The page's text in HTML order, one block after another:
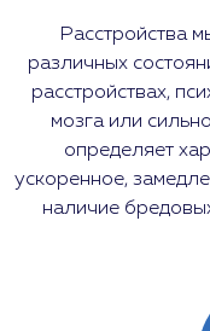
Расстройства
различных
расстройствах,
мозга или
определяет
ускоренное,
наличие